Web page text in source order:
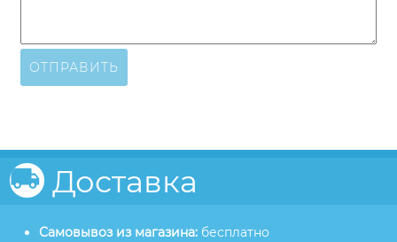
ОТПРАВИТЬ
Доставка
Самовывоз из магазина: бесплатно